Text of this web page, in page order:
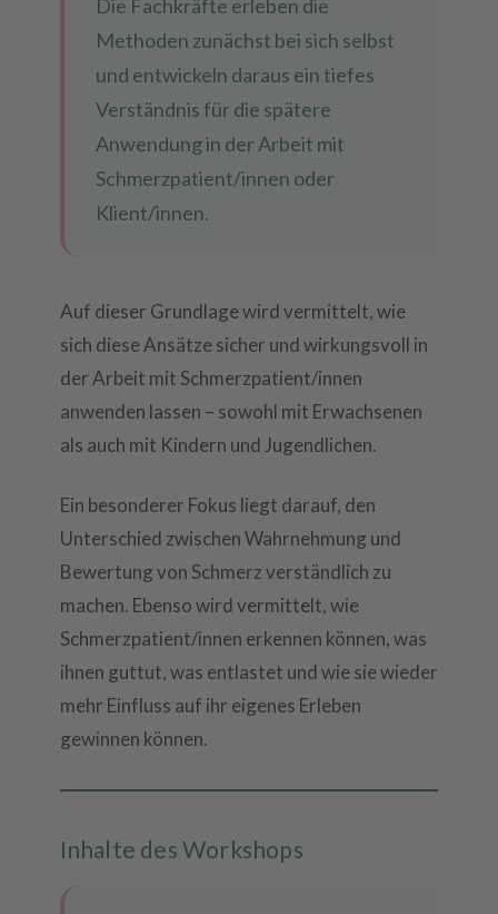
Die Fachkräfte erleben die
Methoden zunächst bei sich selbst
und entwickeln daraus ein tiefes
Verständnis für die spätere
Anwendung in der Arbeit mit
Schmerzpatient/innen oder
Klient/innen.
Auf dieser Grundlage wird vermittelt, wie
sich diese Ansätze sicher und wirkungsvoll in
der Arbeit mit Schmerzpatient/innen
anwenden lassen – sowohl mit Erwachsenen
als auch mit Kindern und Jugendlichen.
Ein besonderer Fokus liegt darauf, den
Unterschied zwischen Wahrnehmung und
Bewertung von Schmerz verständlich zu
machen. Ebenso wird vermittelt, wie
Schmerzpatient/innen erkennen können, was
ihnen guttut, was entlastet und wie sie wieder
mehr Einfluss auf ihr eigenes Erleben
gewinnen können.
Inhalte des Workshops